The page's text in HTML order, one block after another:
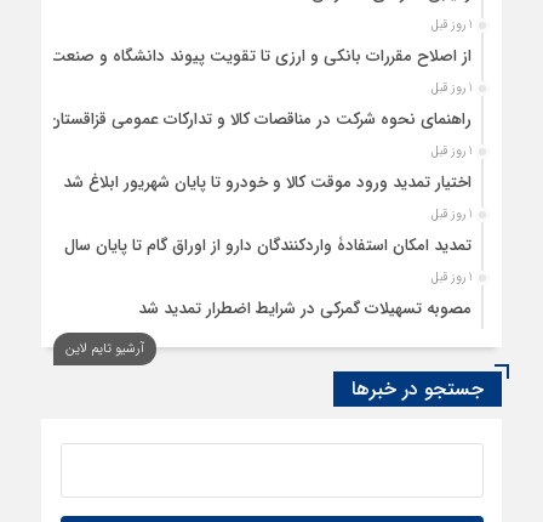
1 روز قبل
از اصلاح مقررات بانکی و ارزی تا تقویت پیوند دانشگاه و صنعت
1 روز قبل
راهنمای نحوه شرکت در مناقصات کالا و تدارکات عمومی قزاقستان
1 روز قبل
اختیار تمدید ورود موقت کالا و خودرو تا پایان شهریور ابلاغ شد
1 روز قبل
تمدید امکان استفادۀ واردکنندگان دارو از اوراق گام تا پایان سال
1 روز قبل
مصوبه تسهیلات گمرکی در شرایط اضطرار تمدید شد
آرشیو تایم لاین
جستجو در خبرها